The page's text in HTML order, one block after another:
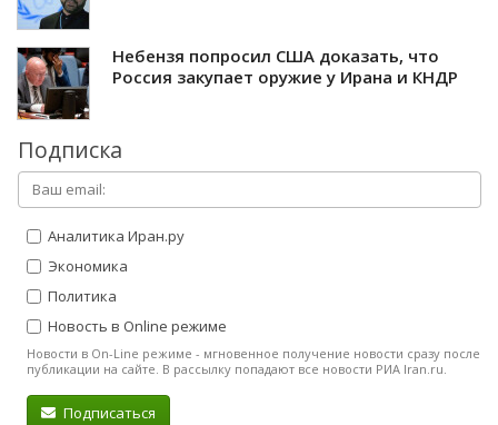
Небензя попросил США доказать, что
Россия закупает оружие у Ирана и КНДР
Подписка
Аналитика Иран.ру
Экономика
Политика
Новость в Online режиме
Новости в On-Line режиме - мгновенное получение новости сразу после
публикации на сайте. В рассылку попадают все новости РИА Iran.ru.
Подписаться